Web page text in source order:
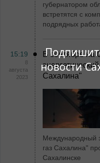
новости
губернатором
встретятся с
подрядных
15:19
8
августа
2023
В сентябре на
Сахалина"
Международный
газ Сахалина"
Сахалинске